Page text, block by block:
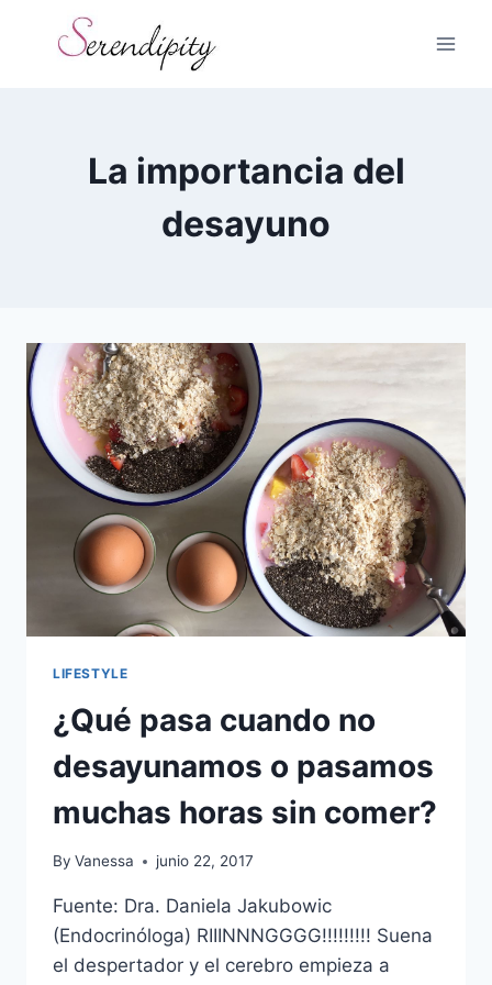
La importancia del
desayuno
LIFESTYLE
¿Qué pasa cuando no
desayunamos o pasamos
muchas horas sin comer?
By Vanessa junio 22, 2017
Fuente: Dra. Daniela Jakubowic
(Endocrinóloga) RIIINNNGGGG!!!!!!!!! Suena
el despertador y el cerebro empieza a